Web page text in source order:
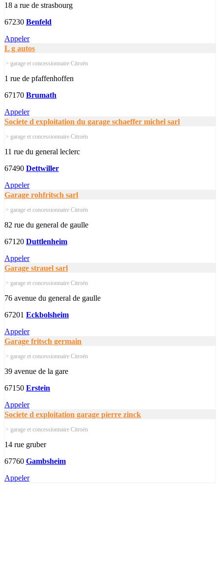
18 a rue de strasbourg
67230 Benfeld
Appeler
L g autos
> garage et concessionnaire Citroën
1 rue de pfaffenhoffen
67170 Brumath
Appeler
Societe d exploitation du garage schaeffer michel sarl
> garage et concessionnaire Citroën
11 rue du general leclerc
67490 Dettwiller
Appeler
Garage rohfritsch sarl
> garage et concessionnaire Citroën
82 rue du general de gaulle
67120 Duttlenheim
Appeler
Garage strauel sarl
> garage et concessionnaire Citroën
76 avenue du general de gaulle
67201 Eckbolsheim
Appeler
Garage fritsch germain
> garage et concessionnaire Citroën
39 avenue de la gare
67150 Erstein
Appeler
Societe d exploitation garage pierre zinck
> garage et concessionnaire Citroën
14 rue gruber
67760 Gambsheim
Appeler